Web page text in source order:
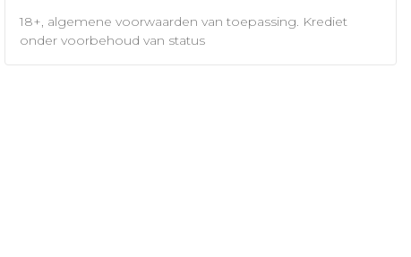
18+, algemene voorwaarden van toepassing. Krediet
onder voorbehoud van status